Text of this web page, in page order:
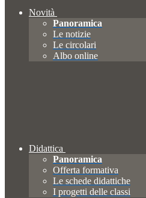
Novità
Panoramica
Le notizie
Le circolari
Albo online
Didattica
Panoramica
Offerta formativa
Le schede didattiche
I progetti delle classi